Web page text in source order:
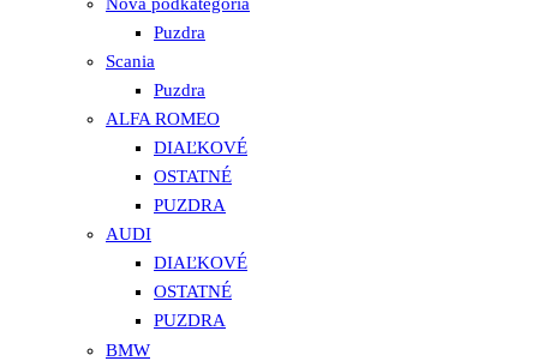
Nová podkategória
Puzdra
Scania
Puzdra
ALFA ROMEO
DIAĽKOVÉ
OSTATNÉ
PUZDRA
AUDI
DIAĽKOVÉ
OSTATNÉ
PUZDRA
BMW